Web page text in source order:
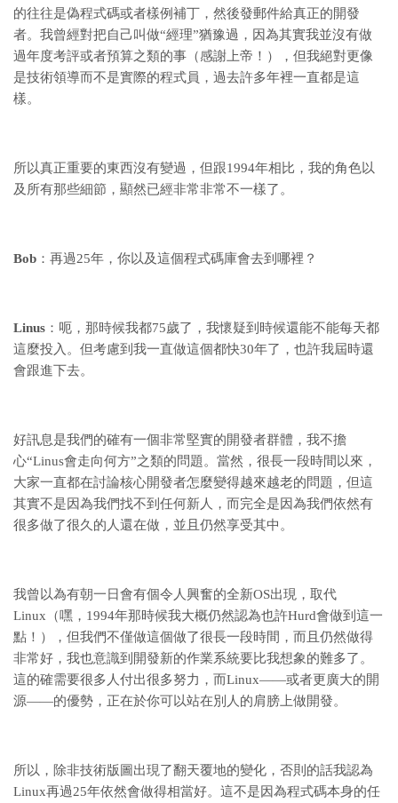
的往往是偽程式碼或者樣例補丁，然後發郵件給真正的開發
者。我曾經對把自己叫做“經理”猶豫過，因為其實我並沒有做
過年度考評或者預算之類的事（感謝上帝！），但我絕對更像
是技術領導而不是實際的程式員，過去許多年裡一直都是這
樣。
所以真正重要的東西沒有變過，但跟1994年相比，我的角色以
及所有那些細節，顯然已經非常非常不一樣了。
Bob ：再過25年，你以及這個程式碼庫會去到哪裡？
Linus ：呃，那時候我都75歲了，我懷疑到時候還能不能每天都
這麼投入。但考慮到我一直做這個都快30年了，也許我屆時還
會跟進下去。
好訊息是我們的確有一個非常堅實的開發者群體，我不擔
心“Linus會走向何方”之類的問題。當然，很長一段時間以來，
大家一直都在討論核心開發者怎麼變得越來越老的問題，但這
其實不是因為我們找不到任何新人，而完全是因為我們依然有
很多做了很久的人還在做，並且仍然享受其中。
我曾以為有朝一日會有個令人興奮的全新OS出現，取代
Linux（嘿，1994年那時候我大概仍然認為也許Hurd會做到這一
點！），但我們不僅做這個做了很長一段時間，而且仍然做得
非常好，我也意識到開發新的作業系統要比我想象的難多了。
這的確需要很多人付出很多努力，而Linux——或者更廣大的開
源——的優勢，正在於你可以站在別人的肩膀上做開發。
所以，除非技術版圖出現了翻天覆地的變化，否則的話我認為
Linux再過25年依然會做得相當好。這不是因為程式碼本身的任